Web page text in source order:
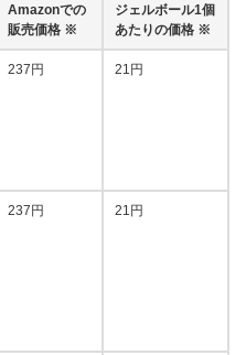
Amazonでの
販売価格 ※
ジェルボール1個
あたりの価格 ※
237円 21円
237円 21円